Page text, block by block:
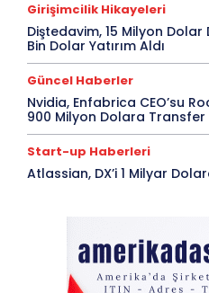
Girişimcilik Hikayeleri
Diştedavim, 15 Milyon
Bin Dolar Yatırım Aldı
Güncel Haberler
Nvidia, Enfabrica CEO’su
900 Milyon Dolara Transfer
Start-up Haberleri
Atlassian, DX’i 1 Milyar